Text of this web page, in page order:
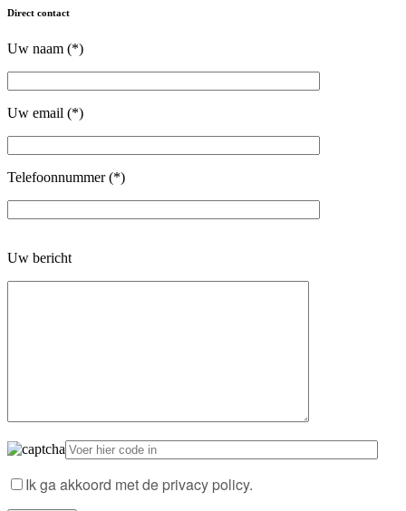
Direct contact
Uw naam (*)
Uw email (*)
Telefoonnummer (*)
dit
Uw bericht
Ik ga akkoord met de privacy policy.